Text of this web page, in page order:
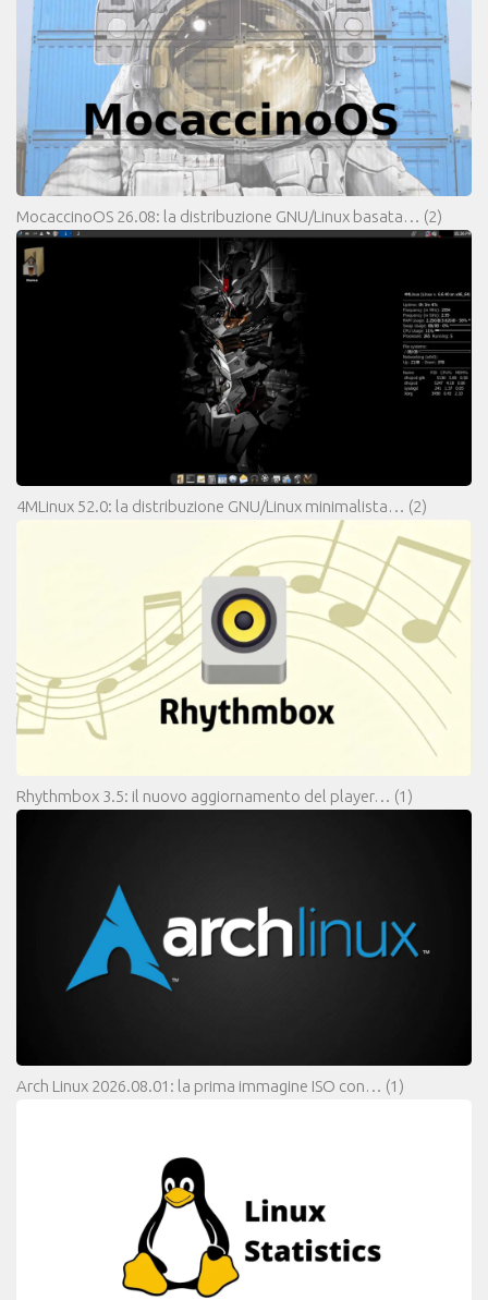
MocaccinoOS 26.08: la distribuzione GNU/Linux basata… (2)
4MLinux 52.0: la distribuzione GNU/Linux minimalista… (2)
Rhythmbox 3.5: il nuovo aggiornamento del player… (1)
Arch Linux 2026.08.01: la prima immagine ISO con… (1)